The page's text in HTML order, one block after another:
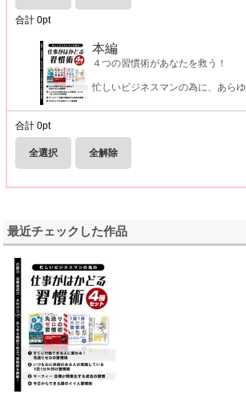
合計 0pt
本編
４つの習慣術があなたを救う！
忙しいビジネスマンの為に、あら
合計 0pt
全選択 全解除
最近チェックした作品